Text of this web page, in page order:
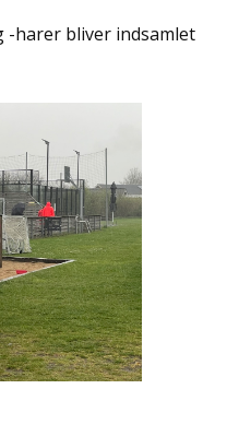
-harer bliver indsamlet